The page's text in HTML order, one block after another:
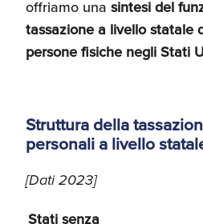
offriamo una sintesi del
tassazione a livello statale
persone fisiche negli Stati
Struttura della
personali a livello
[Dati 2023]
Stati senza